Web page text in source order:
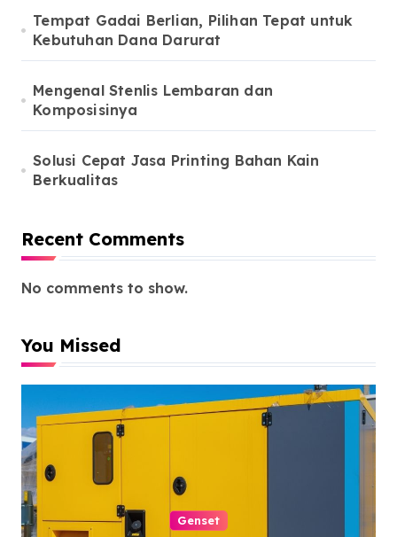
Tempat Gadai Berlian, Pilihan Tepat untuk
Kebutuhan Dana Darurat
Mengenal Stenlis Lembaran dan
Komposisinya
Solusi Cepat Jasa Printing Bahan Kain
Berkualitas
Recent Comments
No comments to show.
You Missed
Genset